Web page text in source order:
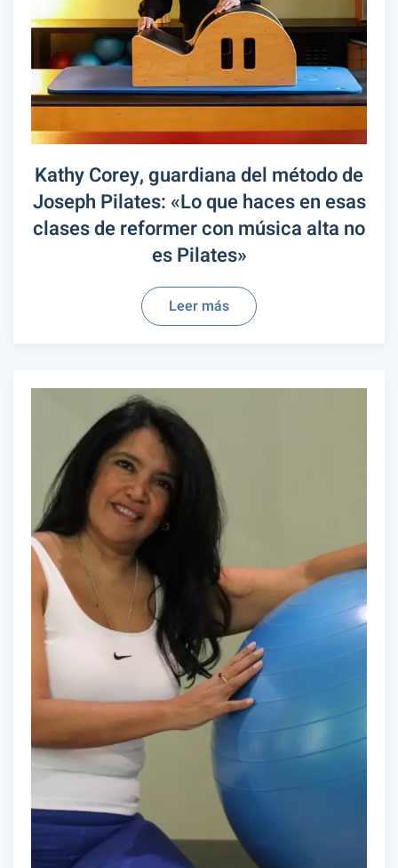
Kathy Corey, guardiana del método de
Joseph Pilates: «Lo que haces en esas
clases de reformer con música alta no
es Pilates»
Leer más